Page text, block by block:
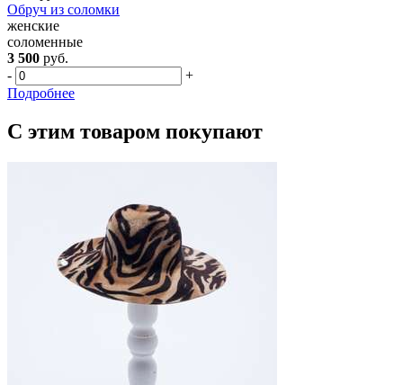
Обруч из соломки
женские
соломенные
3 500 руб.
-
+
Подробнее
С этим товаром покупают